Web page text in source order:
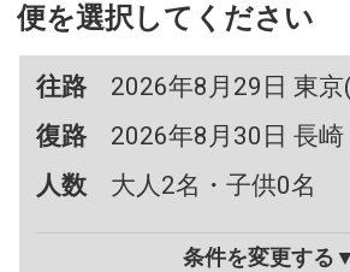
便を選択してください
往路
2026年8月29日 東
復路
2026年8月30日 長
人数
大人2名・子供0名
条件を変更する▼